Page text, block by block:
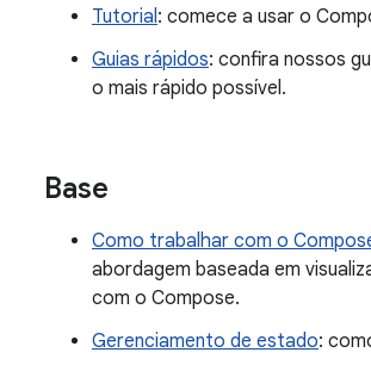
Tutorial: comece a usar o
Guias rápidos: confira nossos
o mais rápido possível.
Base
Como trabalhar com o
abordagem baseada em
com o Compose.
Gerenciamento de estado: